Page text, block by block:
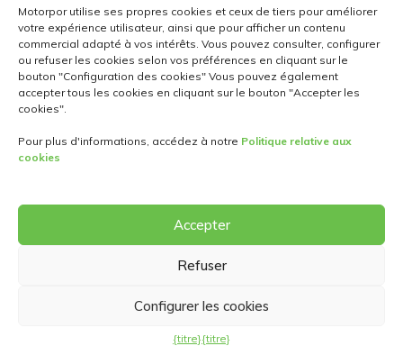
Motorpor utilise ses propres cookies et ceux de tiers pour améliorer
votre expérience utilisateur, ainsi que pour afficher un contenu
commercial adapté à vos intérêts. Vous pouvez consulter, configurer
ou refuser les cookies selon vos préférences en cliquant sur le
bouton "Configuration des cookies" Vous pouvez également
accepter tous les cookies en cliquant sur le bouton "Accepter les
cookies".
Pour plus d'informations, accédez à notre Politique relative aux
cookies
Accepter
Refuser
Configurer les cookies
{titre}{titre}
+351300 600 768
(Appel vers le réseau fixe national)
EMPLACEMENTS